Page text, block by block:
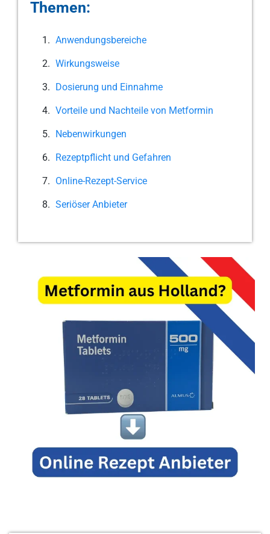
Themen:
Anwendungsbereiche
Wirkungsweise
Dosierung und Einnahme
Vorteile und Nachteile von Metformin
Nebenwirkungen
Rezeptpflicht und Gefahren
Online-Rezept-Service
Seriöser Anbieter